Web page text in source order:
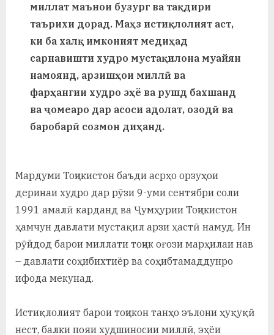
и
и
Х
у
в
миллат маънои бузург ва тақдири
таърихи дорад. Маҳз истиқлолият аст,
ки ба халқ имконият медиҳад
сарнавишти худро мустақилона муайян
намоянд, арзишҳои миллӣ ва
фарҳангии худро эҳё ва рушд бахшанд
ва ҷомеаро дар асоси адолат, озодӣ ва
баробарӣ созмон диҳанд.
Мардуми Тоҷикистон баъди асрҳо орзуҳои
деринаи худро дар рӯзи 9-уми сентябри соли
1991 амалӣ карданд ва Ҷумҳурии Тоҷикистон
ҳамчун давлати мустақил арзи ҳастӣ намуд. Ин
рӯйдод барои миллати тоҷик оғози марҳилаи нав
– давлати соҳибихтиёр ва соҳибтамаддунро
ифода мекунад.
Истиқлолият барои тоҷикон танҳо эълони ҳуқуқӣ
нест, балки пояи худшиносии миллӣ, эҳёи